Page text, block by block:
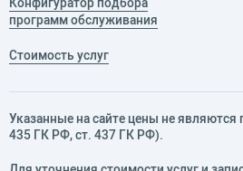
программ обслуживания
Стоимость услуг
Указанные на сайте цены не являются
435 ГК РФ, cт. 437 ГК РФ).